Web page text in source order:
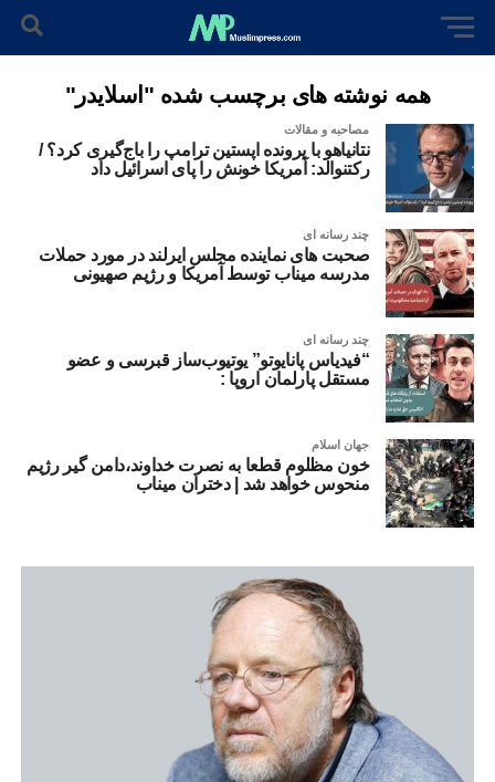
همه نوشته های برچسب شده "اسلایدر"
مصاحبه و مقالات
نتانیاهو با پرونده اپستین ترامپ را باج‌گیری کرد؟ /
رکتنوالد: آمریکا خونش را پای اسرائیل داد
چند رسانه ای
صحبت های نماینده مجلس ایرلند در مورد حملات
مدرسه میناب توسط آمریکا و رژیم صهیونی
چند رسانه ای
“فیدیاس پانایوتو” یوتیوب‌ساز قبرسی و عضو
مستقل پارلمان اروپا :
جهان اسلام
خون مظلوم قطعا به نصرت خداوند،‌دامن گیر رژیم
منحوس خواهد شد | دختران میناب